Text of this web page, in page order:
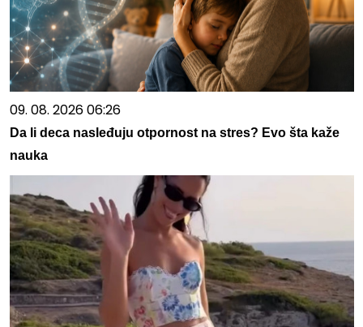
09. 08. 2026 06:26
Da li deca nasleđuju otpornost na stres? Evo šta kaže
nauka